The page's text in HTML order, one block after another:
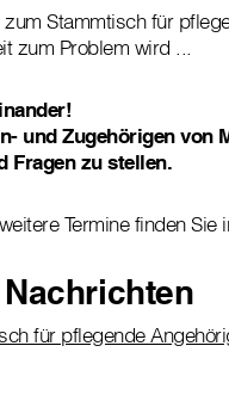
Stammtisch für
zum Problem wird ...
und Zugehörigen von
Fragen zu stellen.
Termine finden
für pflegende